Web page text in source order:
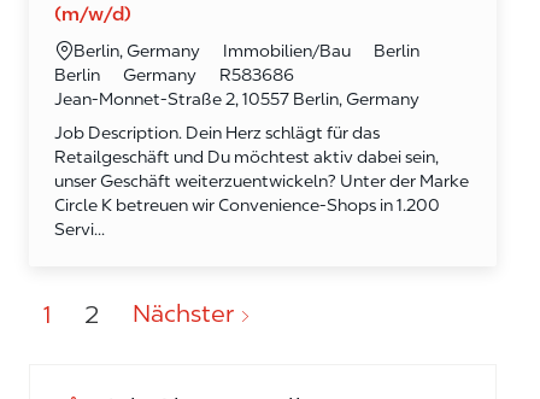
(m/w/d)
OrtBerlin, Germany Kategorie
Immobilien/Bau
Berlin
Berlin
Germany Required Id
R583686
Jean-Monnet-Straße 2, 10557 Berlin, Germany
Job Description. Dein Herz schlägt für das
Retailgeschäft und Du möchtest aktiv dabei sein,
unser Geschäft weiterzuentwickeln? Unter der Marke
Circle K betreuen wir Convenience-Shops in 1.200
Servi...
1 2 Nächster